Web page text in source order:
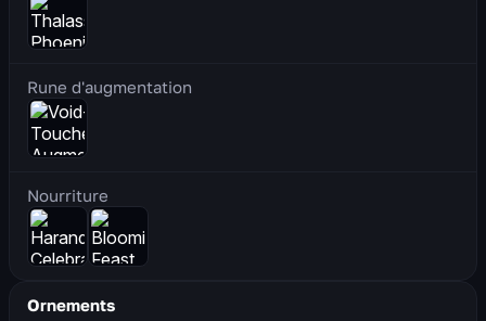
Rune d'augmentation
Nourriture
Ornements